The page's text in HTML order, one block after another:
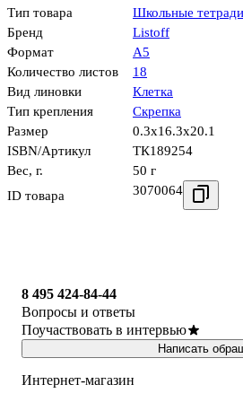
Тип товара
Школьные
Бренд
Listoff
Формат
А5
Количество листов
18
Вид линовки
Клетка
Тип крепления
Скрепка
Размер
0.3x16.3x20.1
ISBN/Артикул
ТК189254
Вес, г.
50 г
ID товара
3070064
8 495 424-84-44
Вопросы и ответы
Поучаствовать в интервью
Написать
Интернет-магазин